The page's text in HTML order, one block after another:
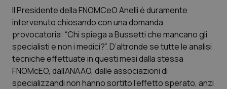
Professionisti Sanitari.AI
Abruzzo
Basilicata
QS Pro Gold
Artrite & artrosi
QS Club Newsletter
Il Presidente della FNOMCeO Anelli è duramente
intervenuto chiosando con una domanda
provocatoria: “Chi spiega a Bussetti che mancano gli
specialisti e non i medici?”. D’altronde se tutte le analisi
tecniche effettuate in questi mesi dalla stessa
FNOMcEO, dall’ANAAO, dalle associazioni di
specializzandi non hanno sortito l’effetto sperato, anzi